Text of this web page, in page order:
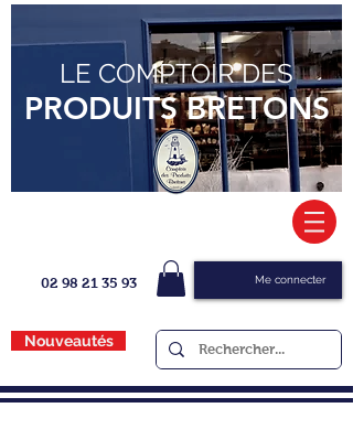
LE COMPTOIR DES
PRODUITS BRETONS
02 98 21 35 93 Me connecter
Nouveautés